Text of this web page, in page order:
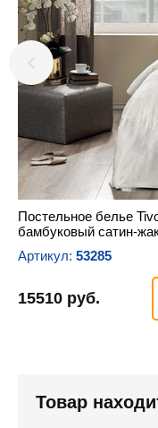
Постельное белье
бамбуковый сатин-
Артикул: 53285
15510 руб.
Товар